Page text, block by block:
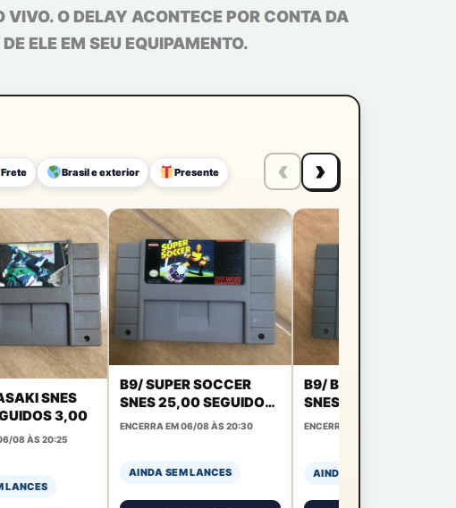
VIVO. O DELAY ACONTECE POR CONTA DA
ELE EM SEU EQUIPAMENTO.
Frete Brasil e exterior Presente ‹ ›
SNES
3,00
08 ÀS 20:25
LANCES
B9/ SUPER SOCCER
SNES 25,00 SEGUIDOS
DE 3,00
ENCERRA EM 06/08 ÀS 20:30
AINDA SEM LANCES
B9/ BEETHOVENS 2
SNES 27,00 SEGUIDOS
DE 3,00
ENCERRA EM 06/08 ÀS 20:45
AINDA SEM LANCES